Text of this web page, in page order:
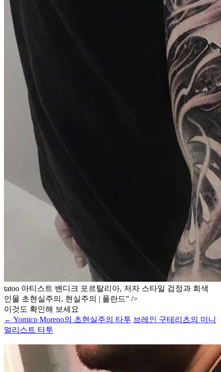
tatoo 아티스트 밴디크 포르탈리아, 저자 스타일 검정과 회색
인물 초현실주의, 현실주의 | 폴란드" />
이것도 확인해 보세요
← Yomico Moreno의 초현실주의 타투 브레인 구테리츠의 미니
멀리스트 타투